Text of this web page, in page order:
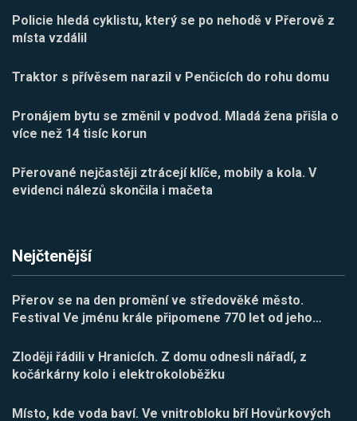
Policie hledá cyklistu, který se po nehodě v Přerově z
místa vzdálil
Traktor s přívěsem narazil v Penčicích do rohu domu
Pronájem bytu se změnil v podvod. Mladá žena přišla o
více než 14 tisíc korun
Přerované nejčastěji ztrácejí klíče, mobily a kola. V
evidenci nálezů skončila i mačeta
Nejčtenější
Přerov se na den promění ve středověké město.
Festival Ve jménu krále připomene 770 let od jeho…
Zloději řádili v Hranicích. Z domu odnesli nářadí, z
kočárkárny kolo i elektrokoloběžku
Místo, kde voda baví. Ve vnitrobloku bří Hovůrkových